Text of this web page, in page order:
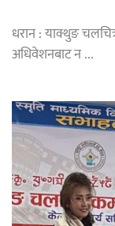
धरान : याक्थुङ
अधिवेशनबाट न ...